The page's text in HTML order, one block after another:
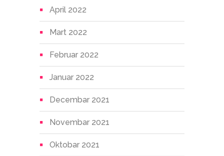
April 2022
Mart 2022
Februar 2022
Januar 2022
Decembar 2021
Novembar 2021
Oktobar 2021